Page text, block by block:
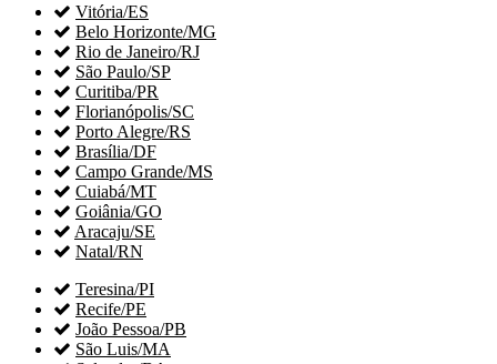
 Vitória/ES
 Belo Horizonte/MG
 Rio de Janeiro/RJ
 São Paulo/SP
 Curitiba/PR
 Florianópolis/SC
 Porto Alegre/RS
 Brasília/DF
 Campo Grande/MS
 Cuiabá/MT
 Goiânia/GO
 Aracaju/SE
 Natal/RN
 Teresina/PI
 Recife/PE
 João Pessoa/PB
 São Luis/MA